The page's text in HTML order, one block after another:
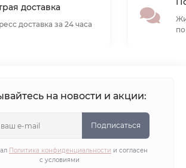
доставка
доставка за 24 часа
на новости и акции:
Подписаться
Политика конфиденциальности и согласен
с условиями